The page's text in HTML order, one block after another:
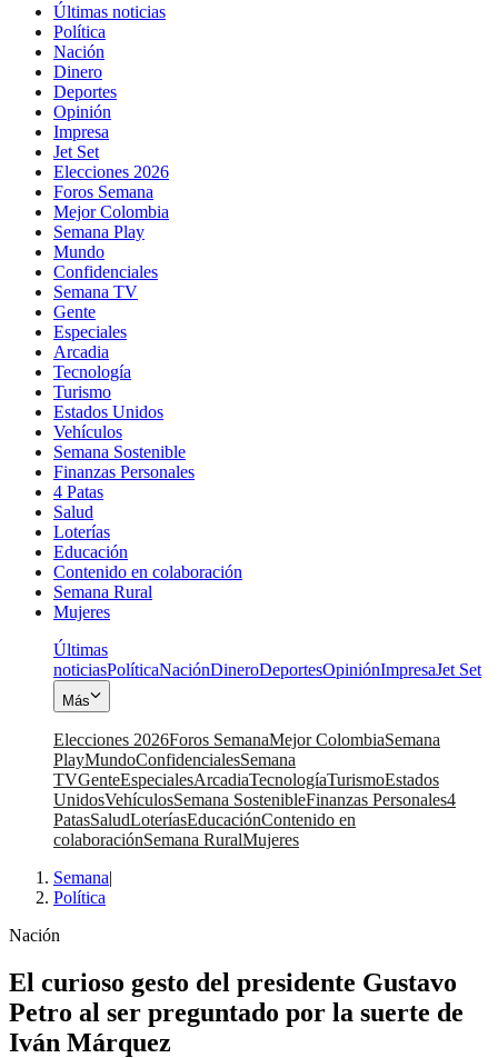
Últimas noticias
Política
Nación
Dinero
Deportes
Opinión
Impresa
Jet Set
Elecciones 2026
Foros Semana
Mejor Colombia
Semana Play
Mundo
Confidenciales
Semana TV
Gente
Especiales
Arcadia
Tecnología
Turismo
Estados Unidos
Vehículos
Semana Sostenible
Finanzas Personales
4 Patas
Salud
Loterías
Educación
Contenido en colaboración
Semana Rural
Mujeres
Últimas
noticiasPolíticaNaciónDineroDeportesOpiniónImpresaJet Set
Más
Elecciones 2026Foros SemanaMejor ColombiaSemana
PlayMundoConfidencialesSemana
TVGenteEspecialesArcadiaTecnologíaTurismoEstados
UnidosVehículosSemana SostenibleFinanzas Personales4
PatasSaludLoteríasEducaciónContenido en
colaboraciónSemana RuralMujeres
Semana|
Política
Nación
El curioso gesto del presidente Gustavo
Petro al ser preguntado por la suerte de
Iván Márquez